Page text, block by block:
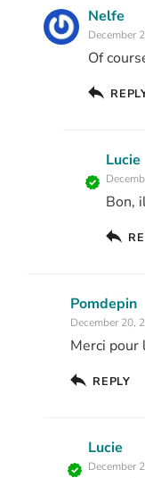
Nelfe
December
Of
Lucie
Bon,
Pomdepin
December 20,
Merci pour
REPLY
Lucie
December